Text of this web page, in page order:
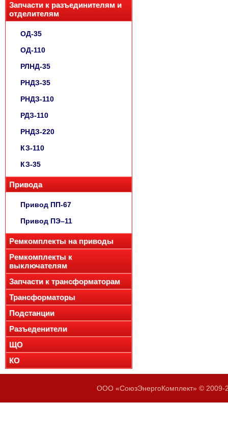
Запчасти к разъединителям и
отделителям
ОД-35
ОД-110
РЛНД-35
РНДЗ-35
РНДЗ-110
РДЗ-110
РНДЗ-220
КЗ-110
КЗ-35
Привода
Привод ПП-67
Привод ПЭ–11
Ремкомплекты на приводы
Ремкомплекты к
выключателям
Запчасти к трансформаторам
Трансформаторы
Подстанции
Разъеденители
ЩО
КО
ООО «СоюзЭнергоКомплект» © 2009-